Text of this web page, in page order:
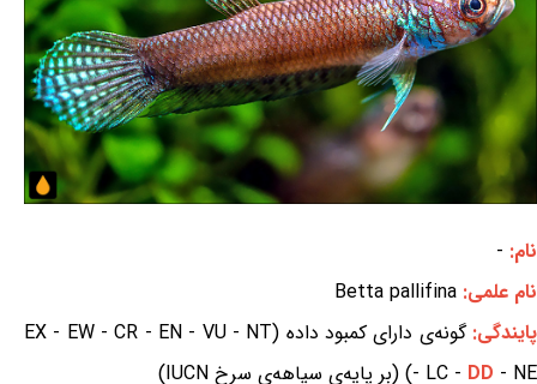
نام: -
نام علمی: Betta pallifina
پایندگی:
گونه‌ی دارای کمبود داده (EX - EW - CR - EN - VU - NT
- LC - DD - NE) (بر پایه‌ی سیاهه‌ی سرخ IUCN)